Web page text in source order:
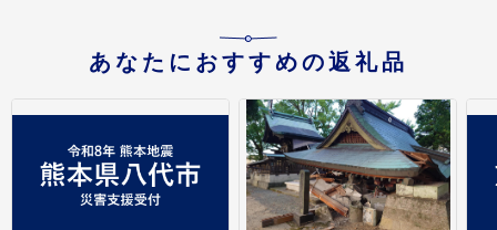
あなたにおすすめの返礼品